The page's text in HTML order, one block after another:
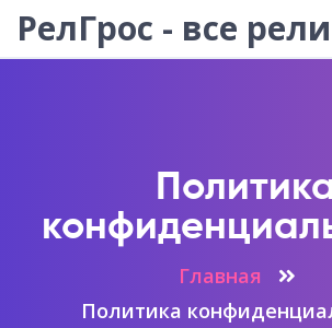
РелГрос - все
Главная
Политика